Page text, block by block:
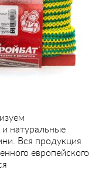
натуральные
Вся продукция
европейского